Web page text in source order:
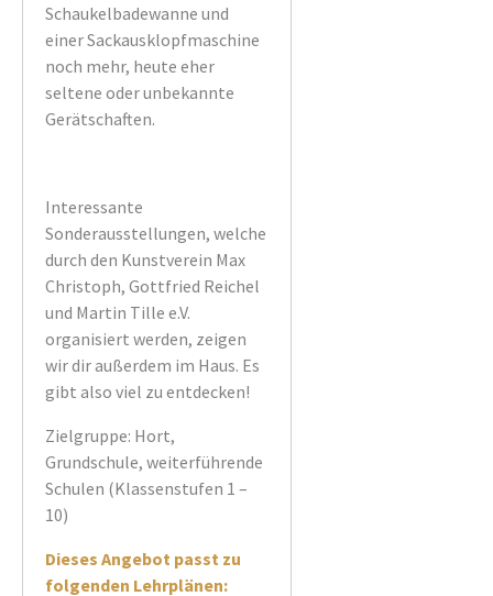
Schaukelbadewanne und
einer Sackausklopfmaschine
noch mehr, heute eher
seltene oder unbekannte
Gerätschaften.
Interessante
Sonderausstellungen, welche
durch den Kunstverein Max
Christoph, Gottfried Reichel
und Martin Tille e.V.
organisiert werden, zeigen
wir dir außerdem im Haus. Es
gibt also viel zu entdecken!
Zielgruppe: Hort,
Grundschule, weiterführende
Schulen (Klassenstufen 1 –
10)
Dieses Angebot passt zu
folgenden Lehrplänen: